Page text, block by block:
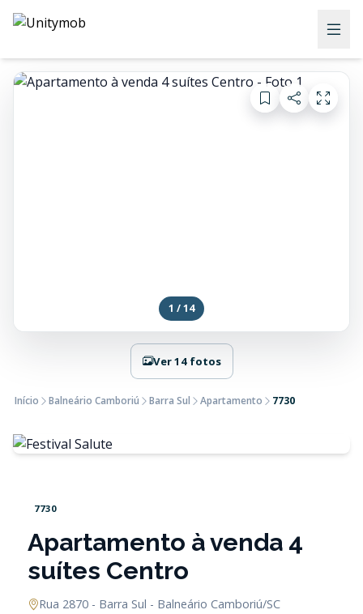
1 / 14
Ver 14 fotos
Início Balneário Camboriú Barra Sul Apartamento 7730
7730
Apartamento à venda 4
suítes Centro
Rua 2870 - Barra Sul - Balneário Camboriú/SC